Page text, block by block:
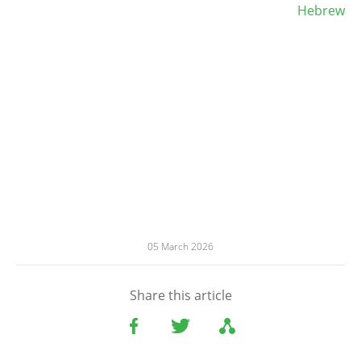
Hebrew
05 March 2026
Share this article